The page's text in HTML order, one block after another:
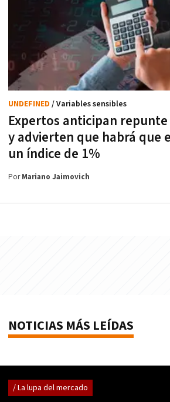
Expertos anticipan
y advierten que habrá que
un índice de 1%
UNDEFINED / Variables sensibles
PorMariano Jaimovich
NOTICIAS MÁS LEÍDAS
/ La lupa del mercado